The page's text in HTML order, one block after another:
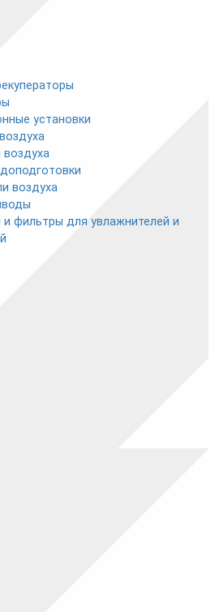
установки
воздуха
воздуха
и фильтры для увлажнителей и